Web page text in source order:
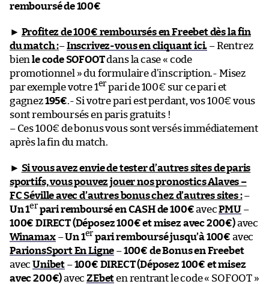
remboursé de 100€
► Profitez de 100€ remboursés en Freebet dès la fin
du match :–Inscrivez-vous en cliquant ici. – Rentrez
bienle code SOFOOTdans la case « code
promotionnel » du formulaire d’inscription.- Misez
par exemple votre 1er pari de 100€ sur ce pari et
gagnez195€.- Si votre pari est perdant, vos 100€ vous
sont remboursés en paris gratuits !
– Ces 100€ de bonus vous sont versés immédiatement
après la fin du match.
► Si vous avez envie de tester d’autres sites de paris
sportifs, vous pouvez jouer nos pronostics Alaves –
FC Séville avec d’autres bonus chez d’autres sites :–
Un 1er pari remboursé en CASH de 100€avecPMU–
100€ DIRECT (Déposez 100€ et misez avec 200€)avec
Winamax–Un 1er pari remboursé jusqu’à 100€ avec
ParionsSport En Ligne –100€ de Bonus en Freebet
avecUnibet –100€ DIRECT (Déposez 100€ et misez
avec 200€)avecZEbeten rentrant le code « SOFOOT »